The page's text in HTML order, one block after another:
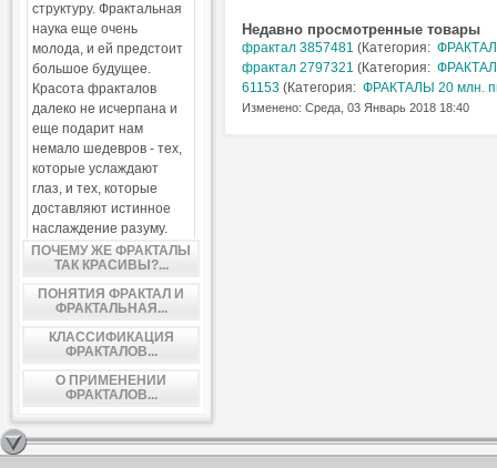
структуру. Фрактальная
наука еще очень
молода, и ей предстоит
большое будущее.
Красота фракталов
далеко не исчерпана и
еще подарит нам
немало шедевров - тех,
которые услаждают
глаз, и тех, которые
доставляют истинное
наслаждение разуму.
ПОЧЕМУ ЖЕ ФРАКТАЛЫ
ТАК КРАСИВЫ?...
ПОНЯТИЯ ФРАКТАЛ И
ФРАКТАЛЬНАЯ...
КЛАССИФИКАЦИЯ
ФРАКТАЛОВ...
О ПРИМЕНЕНИИ
ФРАКТАЛОВ...
Недавно просмотренные товары
фрактал 3857481 (Категория:
фрактал 2797321 (Категория:
61153 (Категория: ФРАКТАЛЫ 20 млн.
Изменено: Среда, 03 Январь 2018 18:40